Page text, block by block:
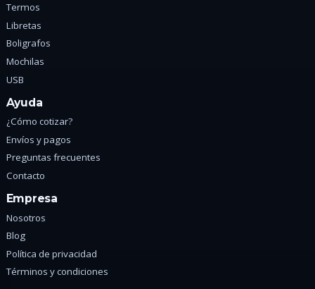
Termos
Libretas
Boligrafos
Mochilas
USB
Ayuda
¿Cómo cotizar?
Envíos y pagos
Preguntas frecuentes
Contacto
Empresa
Nosotros
Blog
Política de privacidad
Términos y condiciones